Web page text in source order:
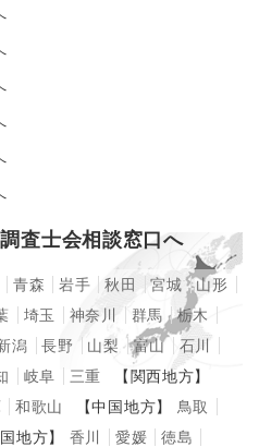
査士会相談窓口へ
青森 岩手 秋田 宮城
山形
埼玉 神奈川 群馬
栃木
潟 長野 山梨 富山
石川
岐阜 三重
【関西地方】
和歌山 【中国地方】
鳥取
国地方】 香川 愛媛
徳島